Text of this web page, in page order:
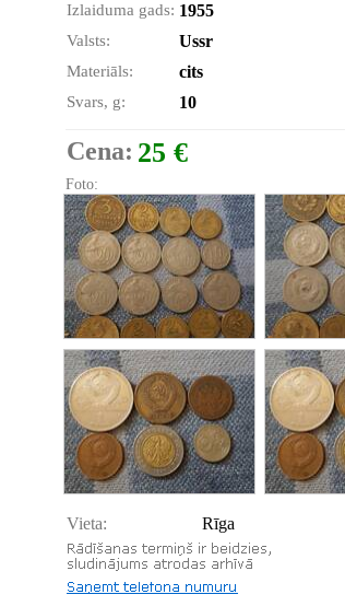
Izlaiduma gads: 1955
Valsts: Ussr
Materiāls: cits
Svars, g: 10
Cena: 25 €
Foto:
Vieta: Rīga